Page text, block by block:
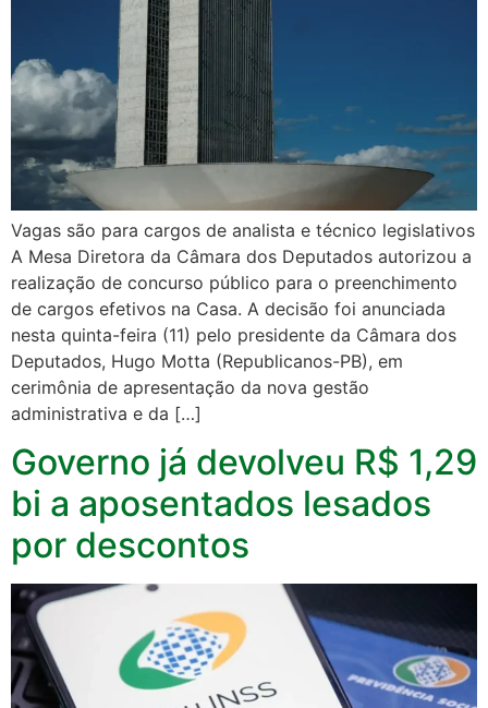
Vagas são para cargos de analista e técnico legislativos
A Mesa Diretora da Câmara dos Deputados autorizou a
realização de concurso público para o preenchimento
de cargos efetivos na Casa. A decisão foi anunciada
nesta quinta-feira (11) pelo presidente da Câmara dos
Deputados, Hugo Motta (Republicanos-PB), em
cerimônia de apresentação da nova gestão
administrativa e da […]
Governo já devolveu R$ 1,29
bi a aposentados lesados
por descontos